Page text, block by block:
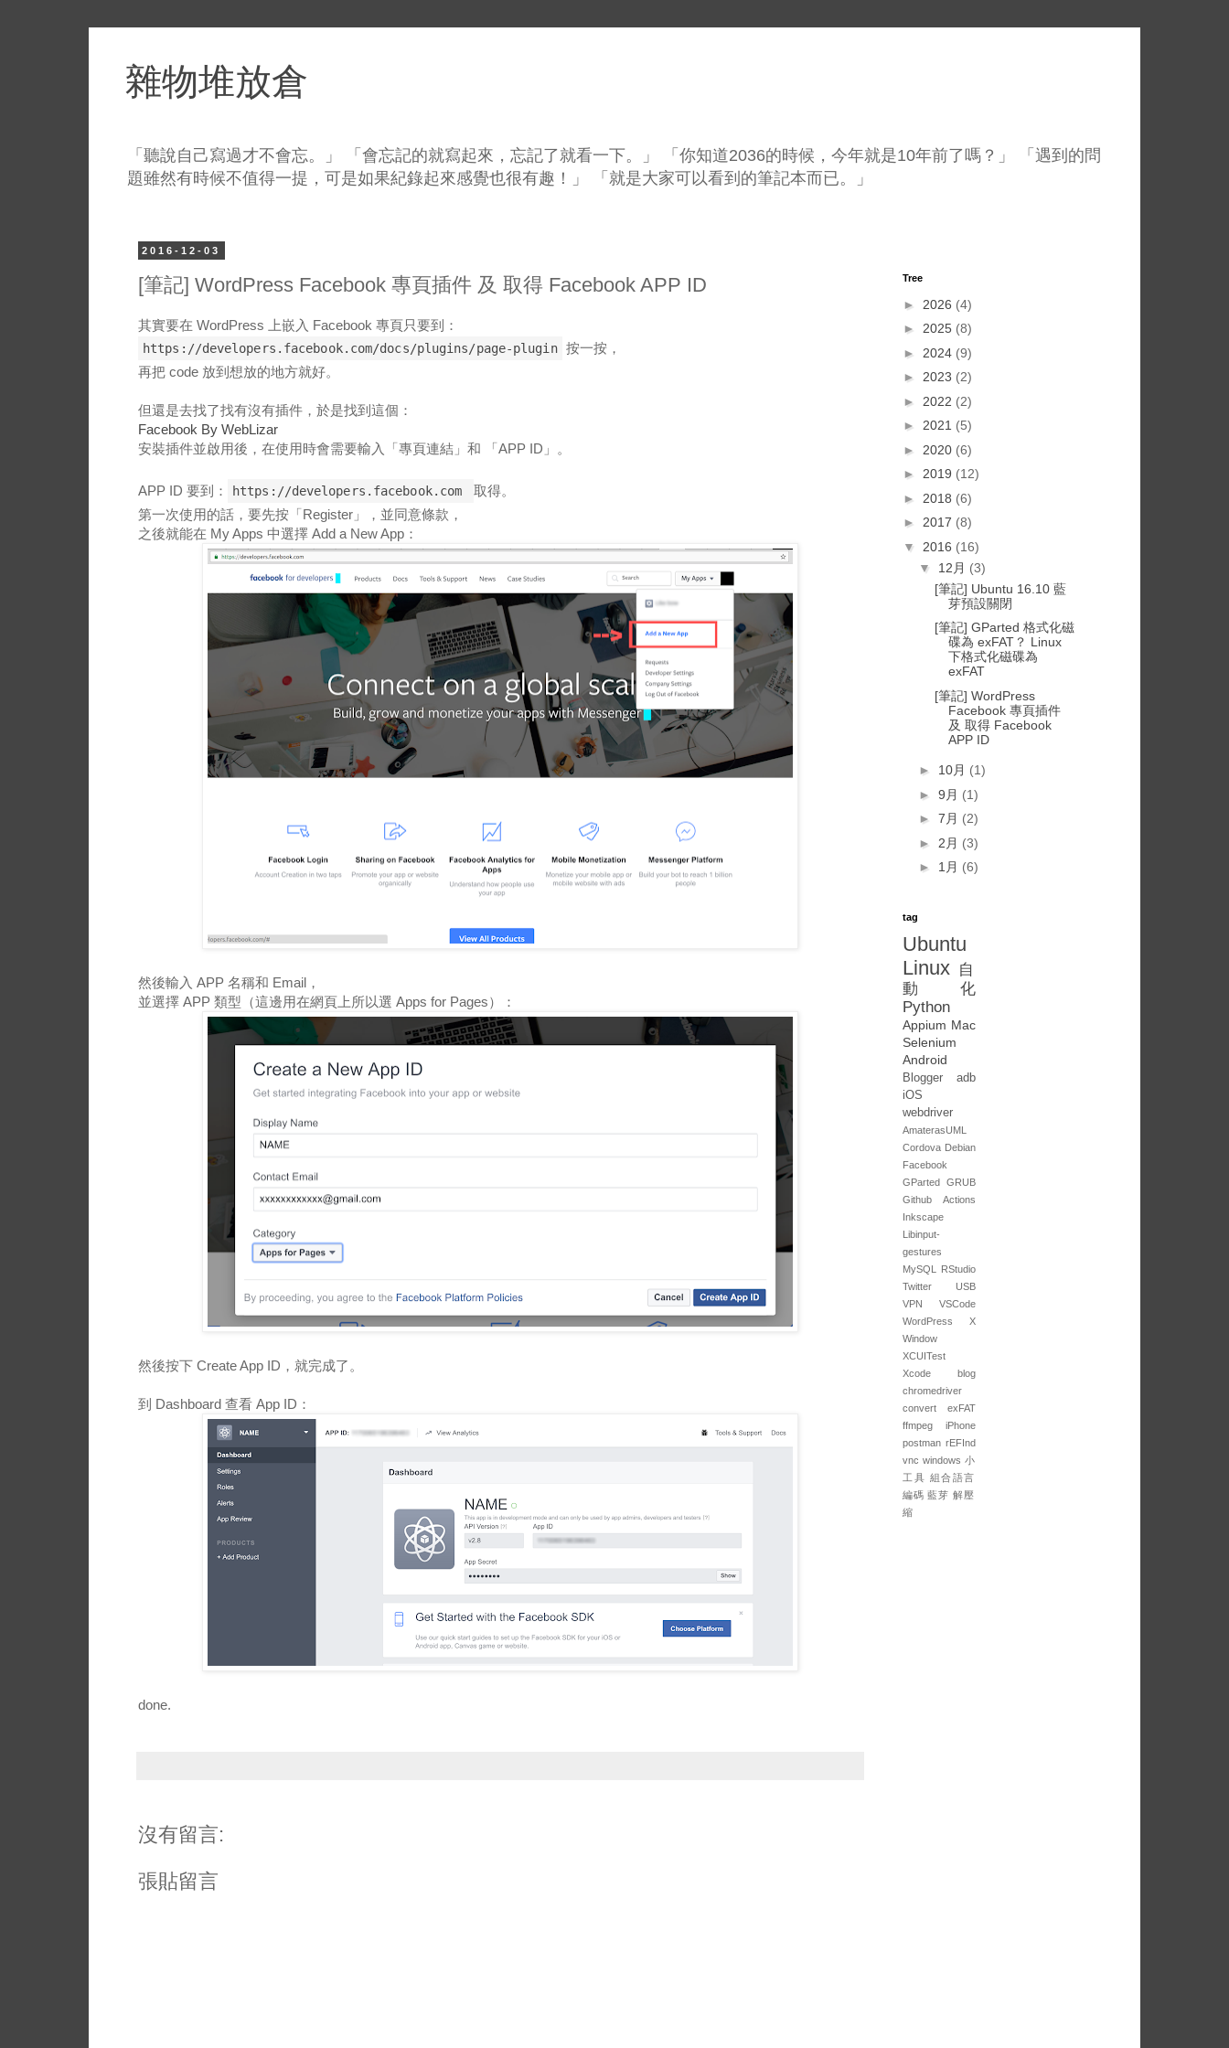
雜物堆放倉
「聽說自己寫過才不會忘。」 「會忘記的就寫起來，忘記了就看一下。」 「你知道2036的時候，今年就是10年前了嗎？」 「遇到的問
題雖然有時候不值得一提，可是如果紀錄起來感覺也很有趣！」 「就是大家可以看到的筆記本而已。」
2016-12-03
[筆記] WordPress Facebook 專頁插件 及 取得 Facebook APP ID
其實要在 WordPress 上嵌入 Facebook 專頁只要到：
https://developers.facebook.com/docs/plugins/page-plugin 按一按，
再把 code 放到想放的地方就好。
但還是去找了找有沒有插件，於是找到這個：
Facebook By WebLizar
安裝插件並啟用後，在使用時會需要輸入「專頁連結」和 「APP ID」。
APP ID 要到： https://developers.facebook.com
取得。
第一次使用的話，要先按「Register」，並同意條款，
之後就能在 My Apps 中選擇 Add a New App：
然後輸入 APP 名稱和 Email，
並選擇 APP 類型（這邊用在網頁上所以選 Apps for Pages）：
然後按下 Create App ID，就完成了。
到 Dashboard 查看 App ID：
done.
沒有留言:
張貼留言
Tree
► 2026 (4)
► 2025 (8)
► 2024 (9)
► 2023 (2)
► 2022 (2)
► 2021 (5)
► 2020 (6)
► 2019 (12)
► 2018 (6)
► 2017 (8)
▼ 2016 (16)
▼ 12月 (3)
[筆記] Ubuntu 16.10 藍
芽預設關閉
[筆記] GParted 格式化磁
碟為 exFAT？ Linux
下格式化磁碟為
exFAT
[筆記] WordPress
Facebook 專頁插件
及 取得 Facebook
APP ID
► 10月 (1)
► 9月 (1)
► 7月 (2)
► 2月 (3)
► 1月 (6)
tag
Ubuntu
Linux 自
動化
Python
Appium Mac
Selenium
Android
Blogger
adb
iOS
webdriver
AmaterasUML
Cordova Debian
Facebook
GParted GRUB
Github Actions
Inkscape
Libinput-
gestures
MySQL
RStudio
Twitter
USB
VPN
VSCode
WordPress
X
Window
XCUITest
Xcode
blog
chromedriver
convert
exFAT
ffmpeg
iPhone
postman rEFInd
vnc windows 小
工具 組合語言
編碼 藍芽 解壓
縮